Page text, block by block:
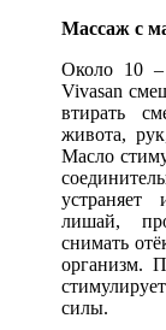
Массаж с
Около 10
Vivasan
втирать
живота,
Масло
лишай,
снимать
организм.
силы.